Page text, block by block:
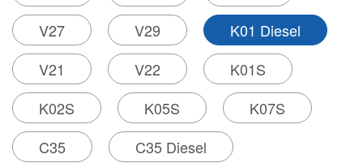
动力类型： 汽油机
变速箱： 5挡MT
长×宽×高（mm）： 396
0×1560×1825
车身结构： 2门 2座 卡车
上市年份： 2018
最高车速（km/h）： 110
0-100加速时间（s）： -
工信部油耗（L/100k
V27
V29
K01 Diesel
V21
V22
K01S
K02S
K05S
K07S
C35
C35 Diesel